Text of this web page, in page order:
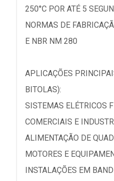
250°C POR ATÉ 5
NORMAS DE
E NBR NM 280
APLICAÇÕES
BITOLAS):
SISTEMAS ELÉTRICOS
COMERCIAIS E
ALIMENTAÇÃO DE
MOTORES E
INSTALAÇÕES EM